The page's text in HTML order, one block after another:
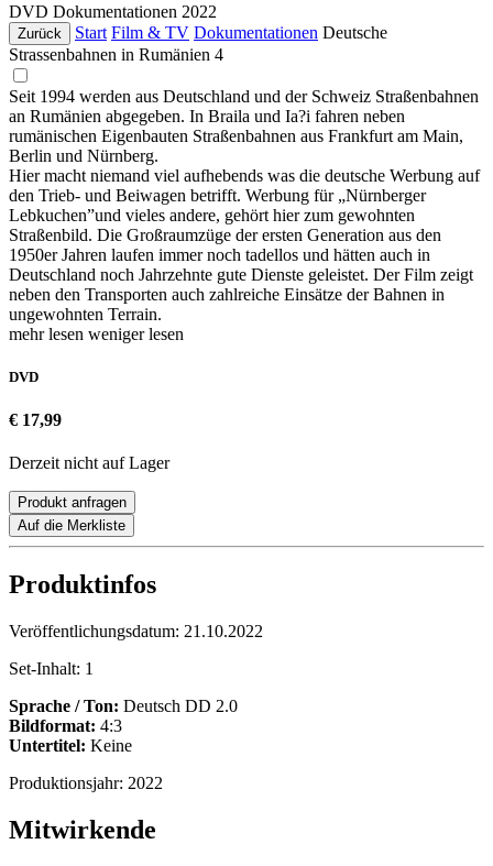
DVD Dokumentationen 2022
Zurück Start Film & TV Dokumentationen Deutsche
Strassenbahnen in Rumänien 4
Seit 1994 werden aus Deutschland und der Schweiz Straßenbahnen
an Rumänien abgegeben. In Braila und Ia?i fahren neben
rumänischen Eigenbauten Straßenbahnen aus Frankfurt am Main,
Berlin und Nürnberg.
Hier macht niemand viel aufhebends was die deutsche Werbung auf
den Trieb- und Beiwagen betrifft. Werbung für „Nürnberger
Lebkuchen”und vieles andere, gehört hier zum gewohnten
Straßenbild. Die Großraumzüge der ersten Generation aus den
1950er Jahren laufen immer noch tadellos und hätten auch in
Deutschland noch Jahrzehnte gute Dienste geleistet. Der Film zeigt
neben den Transporten auch zahlreiche Einsätze der Bahnen in
ungewohnten Terrain.
mehr lesen weniger lesen
DVD
€ 17,99
Derzeit nicht auf Lager
Produkt anfragen
Auf die Merkliste
Produktinfos
Veröffentlichungsdatum: 21.10.2022
Set-Inhalt: 1
Sprache / Ton: Deutsch DD 2.0
Bildformat: 4:3
Untertitel: Keine
Produktionsjahr: 2022
Mitwirkende